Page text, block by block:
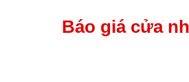
Báo giá cửa